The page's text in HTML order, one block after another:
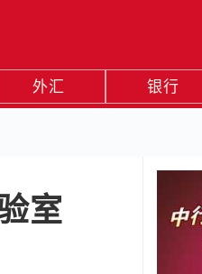
外汇 银行
室